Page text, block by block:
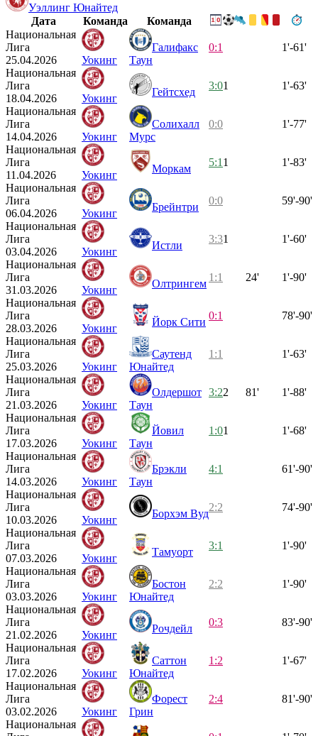
Уэллинг Юнайтед
Дата
Команда
Команда
Национальная
Лига
25.04.2026
Уокинг
Галифакс
Таун
0:1 1'-61'
Национальная
Лига
18.04.2026
Уокинг
Гейтсхед
3:01 1'-63'
Национальная
Лига
14.04.2026
Уокинг
Солихалл
Мурс
0:0 1'-77'
Национальная
Лига
11.04.2026
Уокинг
Моркам
5:1 1 1'-83'
Национальная
Лига
06.04.2026
Уокинг
Брейнтри
0:0 59'-90'
Национальная
Лига
03.04.2026
Уокинг
Истли
3:31 1'-60'
Национальная
Лига
31.03.2026
Уокинг
Олтрингем
1:1 24' 1'-90'
Национальная
Лига
28.03.2026
Уокинг
Йорк Сити
0:1 78'-90'
Национальная
Лига
25.03.2026
Уокинг
Саутенд
Юнайтед
1:1 1'-63'
Национальная
Лига
21.03.2026
Уокинг
Олдершот
Таун
3:22 81' 1'-88'
Национальная
Лига
17.03.2026
Уокинг
Йовил
Таун
1:01 1'-68'
Национальная
Лига
14.03.2026
Уокинг
Брэкли
Таун
4:1 61'-90'
Национальная
Лига
10.03.2026
Уокинг
Борхэм Вуд
2:2 74'-90'
Национальная
Лига
07.03.2026
Уокинг
Тамуорт
3:1 1'-90'
Национальная
Лига
03.03.2026
Уокинг
Бостон
Юнайтед
2:2 1'-90'
Национальная
Лига
21.02.2026
Уокинг
Рочдейл
0:3 83'-90'
Национальная
Лига
17.02.2026
Уокинг
Саттон
Юнайтед
1:2 1'-67'
Национальная
Лига
03.02.2026
Уокинг
Форест
Грин
2:4 81'-90'
Национальная